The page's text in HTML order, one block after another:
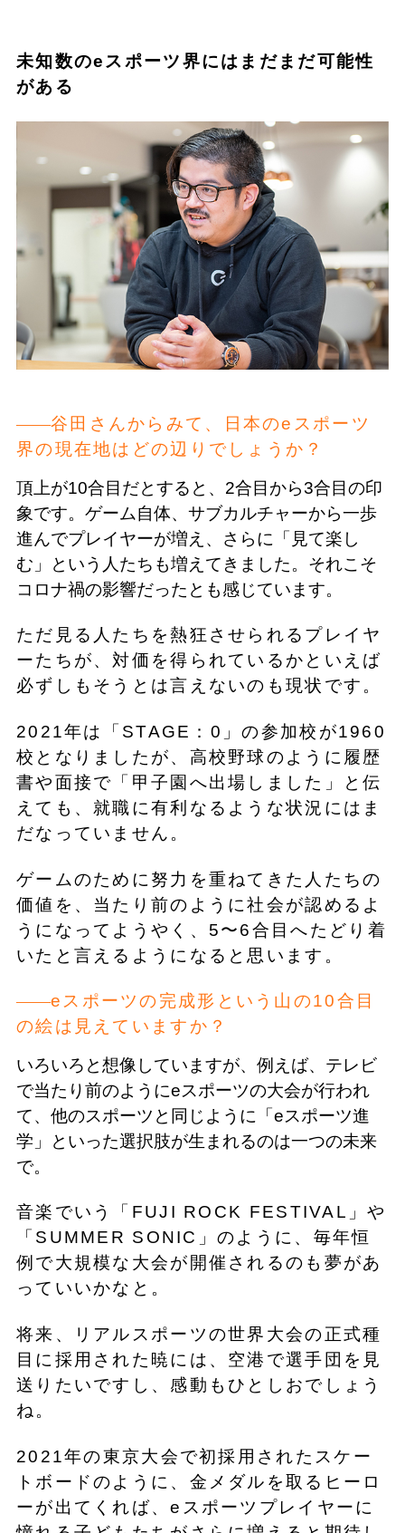
未知数のeスポーツ界にはまだまだ可能性
がある
谷田さんからみて、日本のeスポーツ
界の現在地はどの辺りでしょうか？
頂上が10合目だとすると、2合目から3合目の印
象です。ゲーム自体、サブカルチャーから一歩
進んでプレイヤーが増え、さらに「見て楽し
む」という人たちも増えてきました。それこそ
コロナ禍の影響だったとも感じています。
ただ見る人たちを熱狂させられるプレイヤ
ーたちが、対価を得られているかといえば
必ずしもそうとは言えないのも現状です。
2021年は「STAGE：0」の参加校が1960
校となりましたが、高校野球のように履歴
書や面接で「甲子園へ出場しました」と伝
えても、就職に有利なるような状況にはま
だなっていません。
ゲームのために努力を重ねてきた人たちの
価値を、当たり前のように社会が認めるよ
うになってようやく、5〜6合目へたどり着
いたと言えるようになると思います。
eスポーツの完成形という山の10合目
の絵は見えていますか？
いろいろと想像していますが、例えば、テレビ
で当たり前のようにeスポーツの大会が行われ
て、他のスポーツと同じように「eスポーツ進
学」といった選択肢が生まれるのは一つの未来
で。
音楽でいう「FUJI ROCK FESTIVAL」や
「SUMMER SONIC」のように、毎年恒
例で大規模な大会が開催されるのも夢があ
っていいかなと。
将来、リアルスポーツの世界大会の正式種
目に採用された暁には、空港で選手団を見
送りたいですし、感動もひとしおでしょう
ね。
2021年の東京大会で初採用されたスケー
トボードのように、金メダルを取るヒーロ
ーが出てくれば、eスポーツプレイヤーに